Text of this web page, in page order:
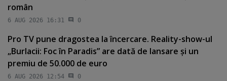
român
6 AUG 2026 16:31 0
Pro TV pune dragostea la încercare. Reality-show-ul
„Burlacii: Foc în Paradis” are dată de lansare şi un
premiu de 50.000 de euro
6 AUG 2026 12:54 0